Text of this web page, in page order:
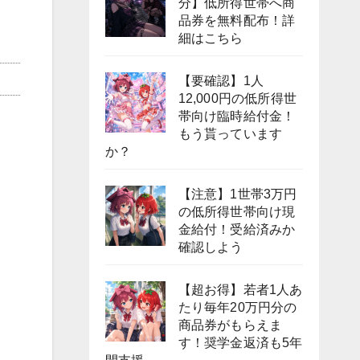
品券を無料配布！詳
細はこちら
【要確認】1人
12,000円の低所得世
帯向け臨時給付金！
もう貰っています
か？
【注意】1世帯3万円
の低所得世帯向け現
金給付！受給済みか
確認しよう
【超お得】若者1人あ
たり毎年20万円分の
商品券がもらえま
す！奨学金返済も5年